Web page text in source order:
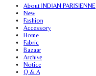
About INDIAN PARISIENNE
New
Fashion
Accessory
Home
Fabric
Bazaar
Archive
Notice
Q & A